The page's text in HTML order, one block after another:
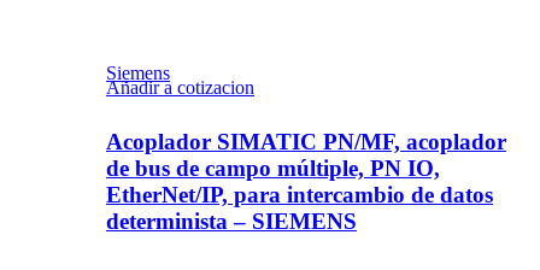
Siemens
Añadir a cotizacion
Acoplador SIMATIC PN/MF, acoplador
de bus de campo múltiple, PN IO,
EtherNet/IP, para intercambio de datos
determinista – SIEMENS